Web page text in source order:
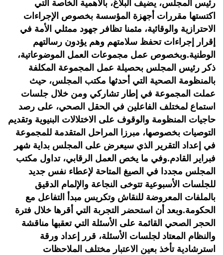
رئيس المجلس، يضيف البلاغ، بالأهمية الخاصة التي
اكتستها مقررات أجهزة المؤسسة بخصوص الإجراءات
الاحترازية والوقائية، مثمنا تظافر جهود ممثلي الأمة في
إقرار إجراءات تحفظ سلامتهم وهم يؤدون رسالتهم
الوطنية.وبخصوص عمل مجموعات العمل الموضوعاتية،
ذكر رئيس المجلس بحصيلة عمل المجموعة المكلفة
بالمنظومة الصحية التي أحدثها مكتب المجلس، حيث
عملت المجموعة في إطار تشاركي ومن خلال جلسات
استماع لمختلف الفاعلين في الحقل الصحي، على رصد
حاجيات المنظومة والوقوف على الاختلالات البنيوية وتقديم
التوصيات بخصوصها، مبرزا المراحل المتقدمة للمجموعة
في إعداد التقرير الذي سيعرض على المجلس بداية شهر
فبراير القادم.وفي ما يخص العمل الرقابي، تداول مكتب
المجلس مجددا في الصيغ المتاحة لإعطاء نفس جديد
للجلسات الأسبوعية تتوخى النجاعة والإلمام الدقيق
بالملفات المعروضة للنقاش وتكريس مبدأ التفاعل مع
الحكومة.وبعد أن استحضر التجربة التي أقرها خلال فترة
الحجر الصحي القائمة على الأسئلة التي تعقبها مناقشة
والنظام المعتاد لجلسات الأسئلة، قرر إعداد ورقة
استرشادية تأخذ بعين الاعتبار مختلف الملاحظات